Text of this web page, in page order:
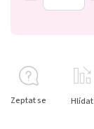
Zeptat se Hlídat